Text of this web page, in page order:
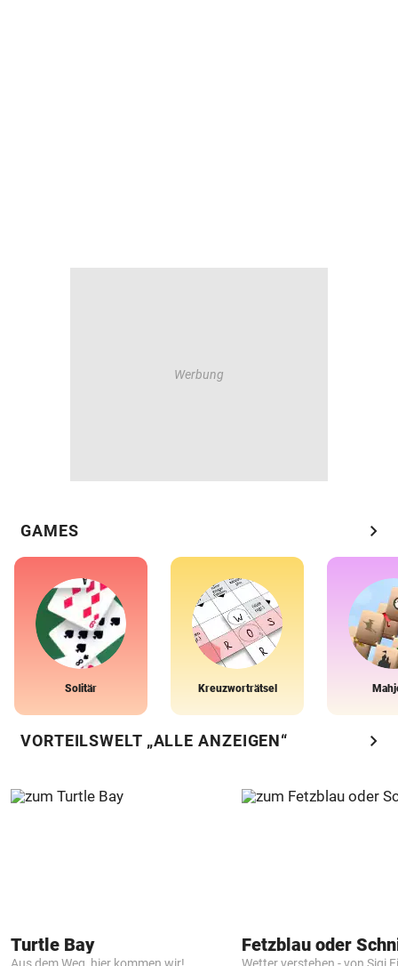
GAMES chevron_right
Solitär Kreuzworträtsel
VORTEILSWELT „ALLE ANZEIGEN“ chevron_right
Turtle Bay
Aus dem Weg, hier kommen wir!
Fetzblau oder
Wetter verstehen - von Sigi